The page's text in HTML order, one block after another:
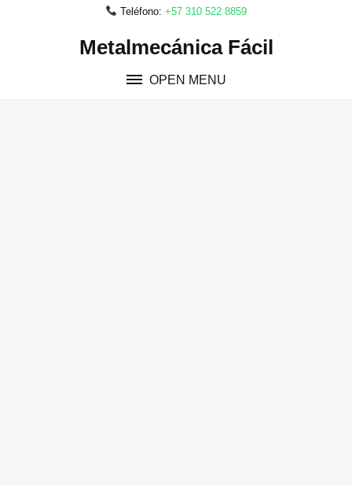
Teléfono: +57 310 522 8859
Metalmecánica Fácil
OPEN MENU